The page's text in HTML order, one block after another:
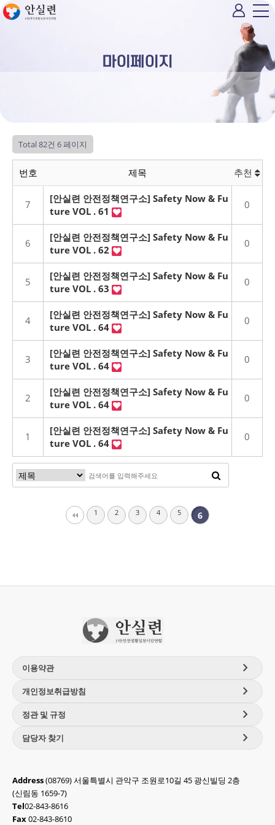
마이페이지
Total 82건 6 페이지
번호 제목 추천
7
[안실련 안전정책연구소] Safety Now & Fu
ture VOL . 61
0
6
[안실련 안전정책연구소] Safety Now & Fu
ture VOL . 62
0
5
[안실련 안전정책연구소] Safety Now & Fu
ture VOL . 63
0
4
[안실련 안전정책연구소] Safety Now & Fu
ture VOL . 64
0
3
[안실련 안전정책연구소] Safety Now & Fu
ture VOL . 64
0
2
[안실련 안전정책연구소] Safety Now & Fu
ture VOL . 64
0
1
[안실련 안전정책연구소] Safety Now & Fu
ture VOL . 64
0
1 2 3 4 5 6
이용약관 chevron_right
개인정보취급방침 chevron_right
정관 및 규정 chevron_right
담당자 찾기 chevron_right
Address(08769) 서울특별시 관악구 조원로10길 45 광신빌딩 2층
(신림동 1659-7)
Tel02-843-8616
Fax02-843-8610